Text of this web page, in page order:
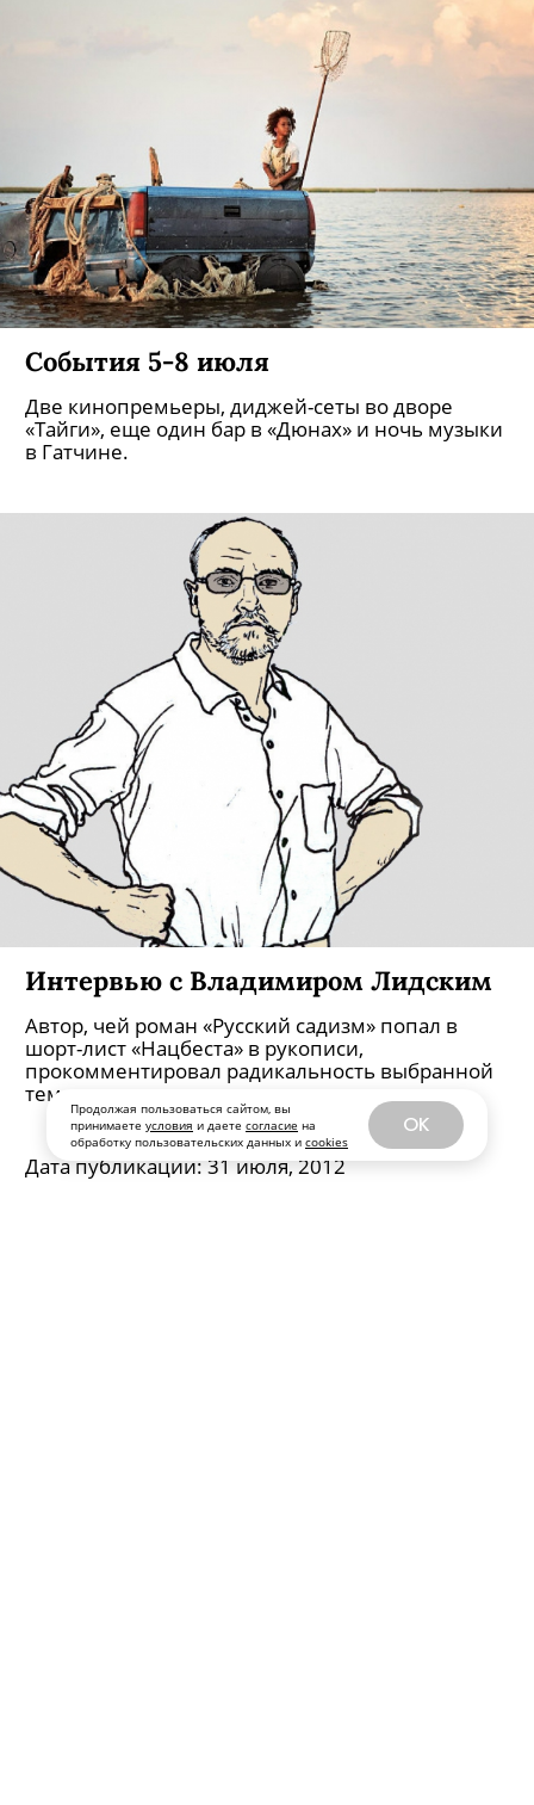
Продолжая пользоваться сайтом, вы
принимаете условия и даете согласие на
обработку пользовательских данных и cookies
OK
События 5-8 июля
Две кинопремьеры, диджей-сеты во дворе
«Тайги», еще один бар в «Дюнах» и ночь музыки
в Гатчине.
Интервью с Владимиром Лидским
Автор, чей роман «Русский садизм» попал в
шорт-лист «Нацбеста» в рукописи,
прокомментировал радикальность выбранной
темы.
Дата публикации:31 июля, 2012